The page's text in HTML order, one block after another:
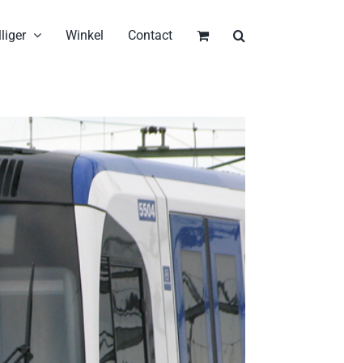
Winkel Contact